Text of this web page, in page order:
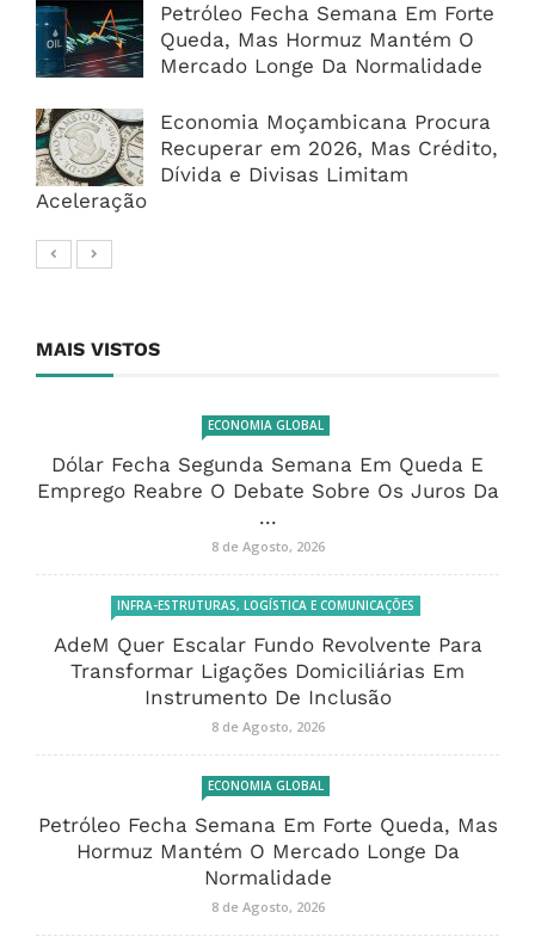
Petróleo Fecha Semana Em Forte
Queda, Mas Hormuz Mantém O
Mercado Longe Da Normalidade
Economia Moçambicana Procura
Recuperar em 2026, Mas Crédito,
Dívida e Divisas Limitam
Aceleração
MAIS VISTOS
ECONOMIA GLOBAL
Dólar Fecha Segunda Semana Em Queda E
Emprego Reabre O Debate Sobre Os Juros Da
...
8 de Agosto, 2026
INFRA-ESTRUTURAS, LOGÍSTICA E COMUNICAÇÕES
AdeM Quer Escalar Fundo Revolvente Para
Transformar Ligações Domiciliárias Em
Instrumento De Inclusão
8 de Agosto, 2026
ECONOMIA GLOBAL
Petróleo Fecha Semana Em Forte Queda, Mas
Hormuz Mantém O Mercado Longe Da
Normalidade
8 de Agosto, 2026